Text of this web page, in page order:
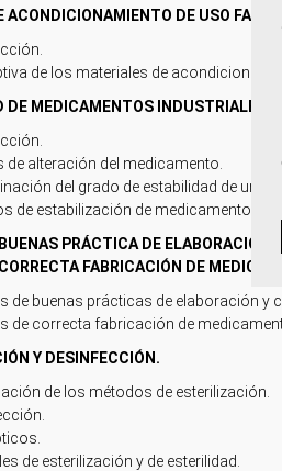
ACONDICIONAMIENTO DE USO
de los materiales de
DE MEDICAMENTOS INDUSTRIALES
de alteración del medicamento.
del grado de estabilidad de un
de estabilización de medicamentos.
PRÁCTICA DE
FABRICACIÓN DE
de buenas prácticas de elaboración y
de correcta fabricación de
Y DESINFECCIÓN.
de los métodos de esterilización.
de esterilización y de esterilidad.